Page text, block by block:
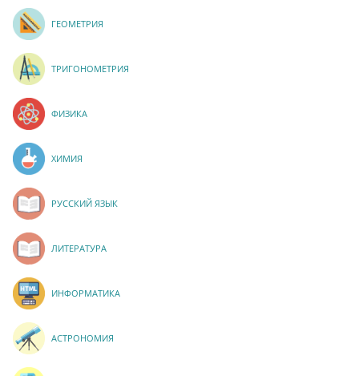
ГЕОМЕТРИЯ
ТРИГОНОМЕТРИЯ
ФИЗИКА
ХИМИЯ
РУССКИЙ ЯЗЫК
ЛИТЕРАТУРА
ИНФОРМАТИКА
АСТРОНОМИЯ